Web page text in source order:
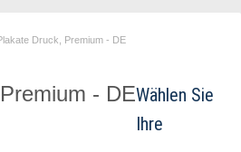
Druck, Premium - DE
- DE